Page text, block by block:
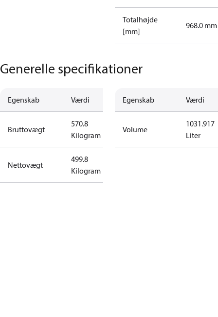
Totalhøjde
[mm]
968.0 mm
Generelle specifikationer
Egenskab Værdi
Bruttovægt
570.8
Kilogram
Nettovægt
499.8
Kilogram
Egenskab Værdi
Volume
1031.917
Liter